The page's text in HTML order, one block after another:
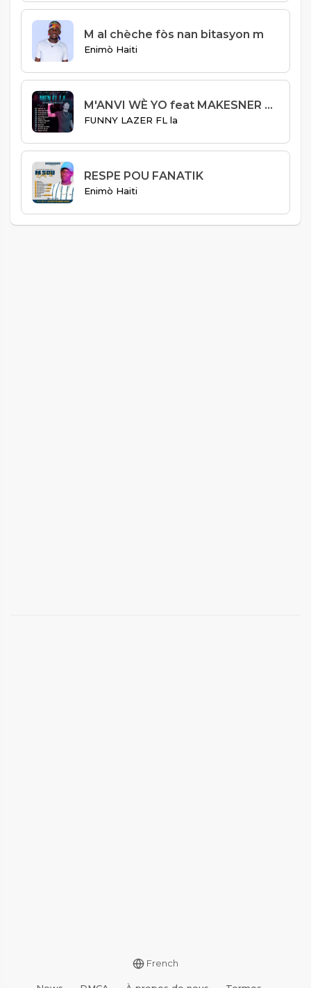
M al chèche fòs nan bitasyon m
Enimò Haiti
M'ANVI WÈ YO feat MAKESNER FOR LIFE
FUNNY LAZER FL la
RESPE POU FANATIK
Enimò Haiti
French